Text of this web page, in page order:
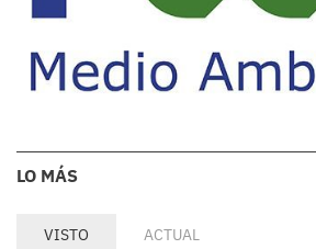
LO MÁS
VISTO ACTUAL